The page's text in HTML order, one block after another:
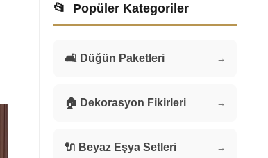
📂 Popüler Kategoriler
🛋️ Düğün Paketleri →
🏠 Dekorasyon Fikirleri →
🔌 Beyaz Eşya Setleri →